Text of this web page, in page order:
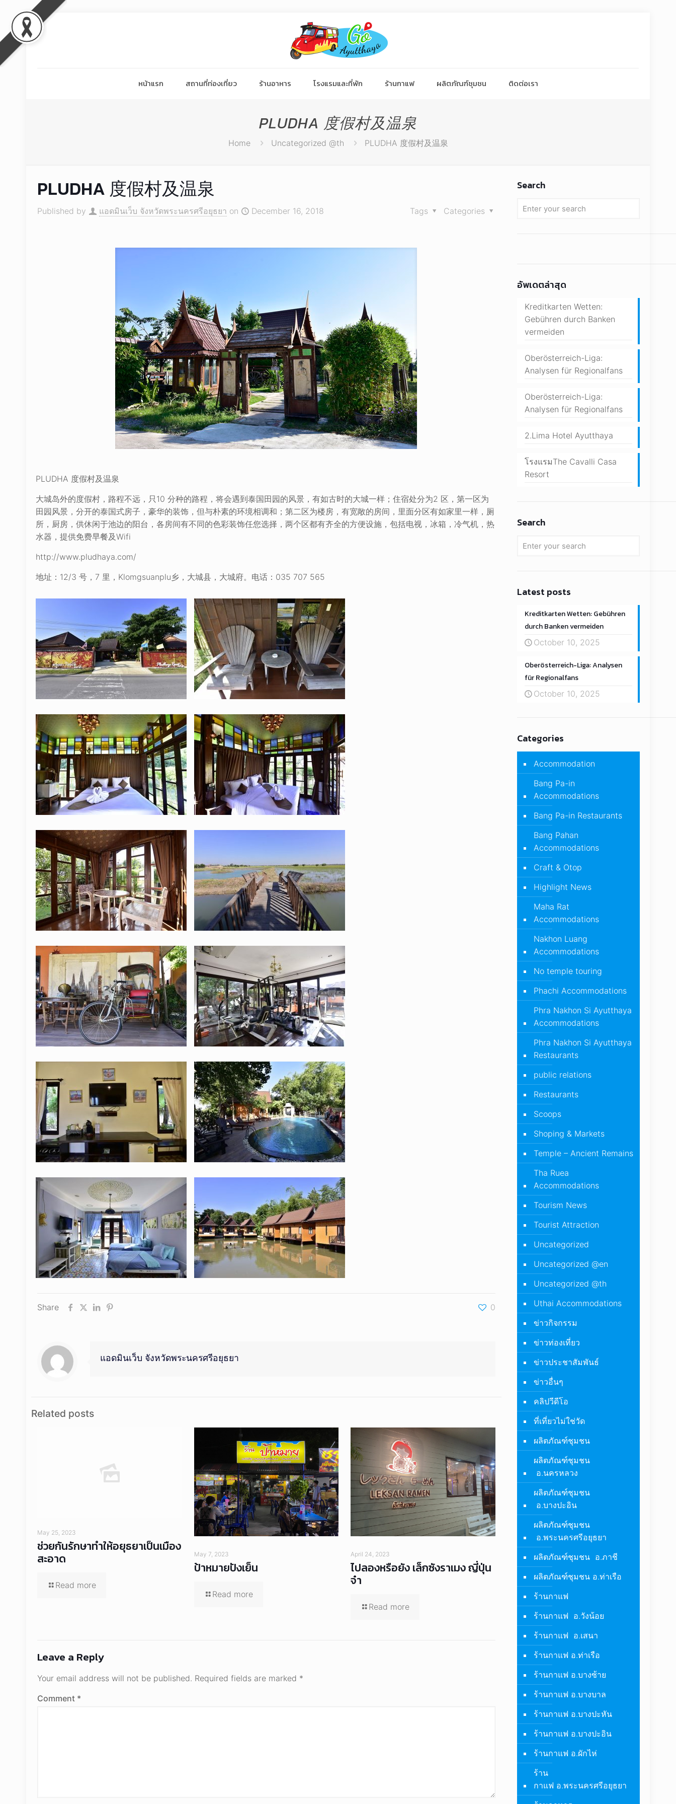
หน้าแรก สถานที่ท่องเที่ยว ร้านอาหาร โรงแรมและที่พัก ร้านกาแฟ ผลิตภัณฑ์ชุมชน ติดต่อเรา
PLUDHA 度假村及温泉
Home Uncategorized @th PLUDHA 度假村及温泉
PLUDHA 度假村及温泉
Published by แอดมินเว็บ จังหวัดพระนครศรีอยุธยา on December 16, 2018 Categories
Tags
PLUDHA 度假村及温泉
大城岛外的度假村，路程不远，只10 分种的路程，将会遇到泰国田园的风景，有如古时的大城一样；住宿处分为2 区，第一区为
田园风景，分开的泰国式房子，豪华的装饰，但与朴素的环境相调和；第二区为楼房，有宽敞的房间，里面分区有如家里一样，厕
所，厨房，供休闲于池边的阳台，各房间有不同的色彩装饰任您选择，两个区都有齐全的方便设施，包括电视，冰箱，冷气机，热
水器，提供免费早餐及Wifi
http://www.pludhaya.com/
地址：12/3 号，7 里，Klomgsuanplu乡，大城县，大城府。电话：035 707 565
Share 0
แอดมินเว็บ จังหวัดพระนครศรีอยุธยา
Related posts
May 25, 2023
ช่วยกันรักษาทำให้อยุธยาเป็นเมือง
สะอาด
Read more
May 7, 2023
ป้าหมายปังเย็น
Read more
April 24, 2023
ไปลองหรือยัง เล็กซังราเมง ญี่ปุ่น
จ๋า
Read more
Leave a Reply
Your email address will not be published. Required fields are marked *
Comment *
Search
อัพเดตล่าสุด
Kreditkarten Wetten:
Gebühren durch Banken
vermeiden
Oberösterreich-Liga:
Analysen für Regionalfans
Oberösterreich-Liga:
Analysen für Regionalfans
2.Lima Hotel Ayutthaya
โรงแรมThe Cavalli Casa
Resort
Search
Latest posts
Kreditkarten Wetten: Gebühren
durch Banken vermeiden
October 10, 2025
Oberösterreich-Liga: Analysen
für Regionalfans
October 10, 2025
Categories
Accommodation
Bang Pa-in
Accommodations
Bang Pa-in Restaurants
Bang Pahan
Accommodations
Craft & Otop
Highlight News
Maha Rat
Accommodations
Nakhon Luang
Accommodations
No temple touring
Phachi Accommodations
Phra Nakhon Si Ayutthaya
Accommodations
Phra Nakhon Si Ayutthaya
Restaurants
public relations
Restaurants
Scoops
Shoping & Markets
Temple – Ancient Remains
Tha Ruea
Accommodations
Tourism News
Tourist Attraction
Uncategorized
Uncategorized @en
Uncategorized @th
Uthai Accommodations
ข่าวกิจกรรม
ข่าวท่องเที่ยว
ข่าวประชาสัมพันธ์
ข่าวอื่นๆ
คลิปวีดีโอ
ที่เที่ยวไม่ใช่วัด
ผลิตภัณฑ์ชุมชน
ผลิตภัณฑ์ชุมชน
อ.นครหลวง
ผลิตภัณฑ์ชุมชน
อ.บางปะอิน
ผลิตภัณฑ์ชุมชน
อ.พระนครศรีอยุธยา
ผลิตภัณฑ์ชุมชน อ.ภาชี
ผลิตภัณฑ์ชุมชน อ.ท่าเรือ
ร้านกาแฟ
ร้านกาแฟ อ.วังน้อย
ร้านกาแฟ อ.เสนา
ร้านกาแฟ อ.ท่าเรือ
ร้านกาแฟ อ.บางซ้าย
ร้านกาแฟ อ.บางบาล
ร้านกาแฟ อ.บางปะหัน
ร้านกาแฟ อ.บางปะอิน
ร้านกาแฟ อ.ผักไห่
ร้าน
กาแฟ อ.พระนครศรีอยุธยา